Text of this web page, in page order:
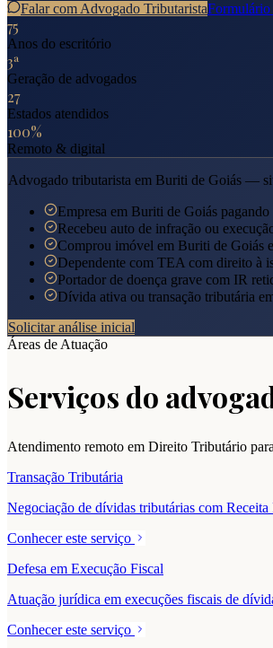
Falar com Advogado TributaristaFormulário
75
Anos do escritório
3ª
Geração de advogados
27
Estados atendidos
100%
Remoto & digital
Advogado tributarista em Buriti de Goiás —
Empresa em Buriti de Goiás pagando
Recebeu auto de infração ou
Comprou imóvel em Buriti de Goiás
Dependente com TEA com direito à
Portador de doença grave com IR
Dívida ativa ou transação tributária
Solicitar análise inicial
Áreas de Atuação
Serviços do
Atendimento remoto em Direito Tributário
Transação Tributária
Negociação de dívidas tributárias com
Conhecer este serviço
Defesa em Execução Fiscal
Atuação jurídica em execuções fiscais de
Conhecer este serviço